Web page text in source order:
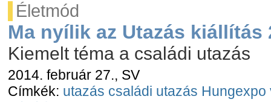
Életmód
Ma nyílik az Utazás kiállítás
Kiemelt téma a családi utazás
2014. február 27., SV
Címkék: utazás családi utazás Hungexpo